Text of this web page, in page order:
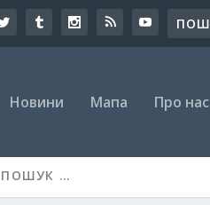
Новини Мапа Про нас